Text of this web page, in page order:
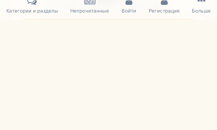
Уже зарегистрированы? Войдите здесь.
Категории и разделы Непрочитанные Войти Регистрация Больше